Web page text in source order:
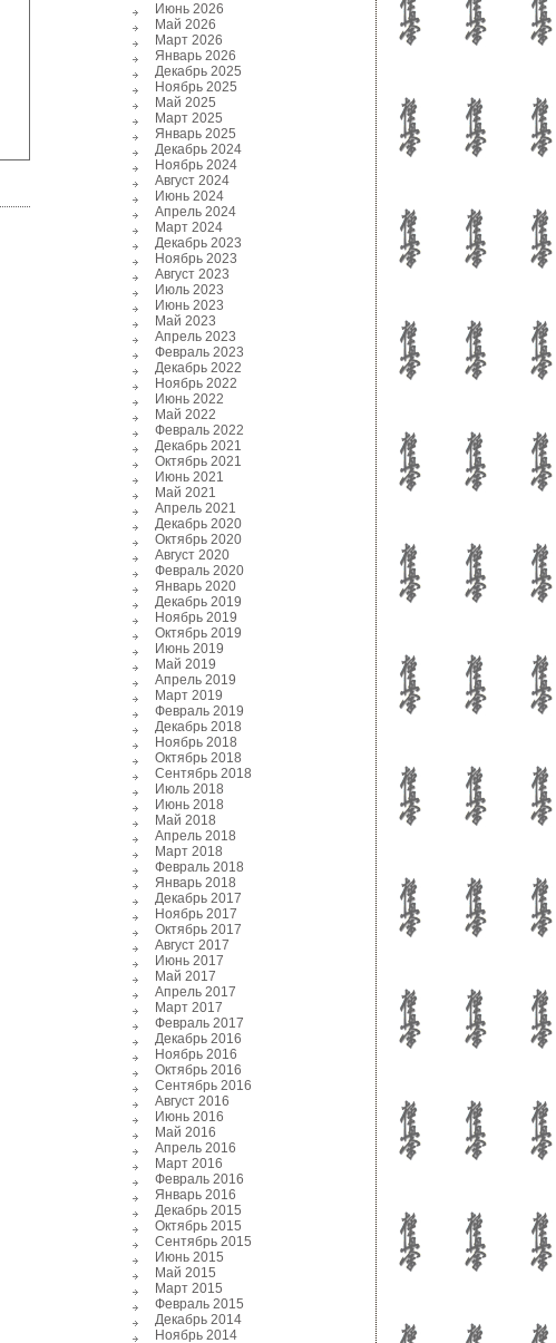
Июнь 2026
Май 2026
Март 2026
Январь 2026
Декабрь 2025
Ноябрь 2025
Май 2025
Март 2025
Январь 2025
Декабрь 2024
Ноябрь 2024
Август 2024
Июнь 2024
Апрель 2024
Март 2024
Декабрь 2023
Ноябрь 2023
Август 2023
Июль 2023
Июнь 2023
Май 2023
Апрель 2023
Февраль 2023
Декабрь 2022
Ноябрь 2022
Июнь 2022
Май 2022
Февраль 2022
Декабрь 2021
Октябрь 2021
Июнь 2021
Май 2021
Апрель 2021
Декабрь 2020
Октябрь 2020
Август 2020
Февраль 2020
Январь 2020
Декабрь 2019
Ноябрь 2019
Октябрь 2019
Июнь 2019
Май 2019
Апрель 2019
Март 2019
Февраль 2019
Декабрь 2018
Ноябрь 2018
Октябрь 2018
Сентябрь 2018
Июль 2018
Июнь 2018
Май 2018
Апрель 2018
Март 2018
Февраль 2018
Январь 2018
Декабрь 2017
Ноябрь 2017
Октябрь 2017
Август 2017
Июнь 2017
Май 2017
Апрель 2017
Март 2017
Февраль 2017
Декабрь 2016
Ноябрь 2016
Октябрь 2016
Сентябрь 2016
Август 2016
Июнь 2016
Май 2016
Апрель 2016
Март 2016
Февраль 2016
Январь 2016
Декабрь 2015
Октябрь 2015
Сентябрь 2015
Июнь 2015
Май 2015
Март 2015
Февраль 2015
Декабрь 2014
Ноябрь 2014